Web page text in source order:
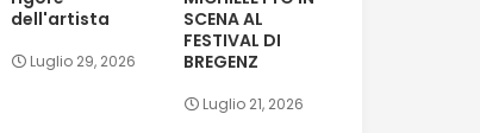
dell'artista
Luglio 29, 2026
SCENA AL
FESTIVAL DI
BREGENZ
Luglio 21, 2026